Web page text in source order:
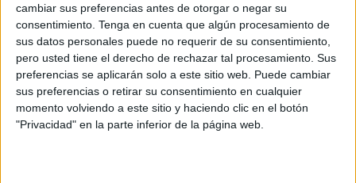
cambiar sus preferencias antes de otorgar o negar su
consentimiento. Tenga en cuenta que algún procesamiento de
sus datos personales puede no requerir de su consentimiento,
pero usted tiene el derecho de rechazar tal procesamiento. Sus
preferencias se aplicarán solo a este sitio web. Puede cambiar
sus preferencias o retirar su consentimiento en cualquier
momento volviendo a este sitio y haciendo clic en el botón
"Privacidad" en la parte inferior de la página web.
Si quisiéramos hacer un estudio comparativo con otras
tradiciones religiosas, podríamos decir que Diwali equivale
a las Navidades cristianas. Mientras que en el cristianismo
se celebra el nacimiento de Jesús, los hindúes durante la
festividad de Diwali celebramos el regreso de Dios en su
forma de Sri Rama. Bien, la pregunta podría ser ¿entonces